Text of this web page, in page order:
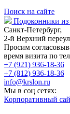
Поиск на сайте
Подоконники из
Санкт-Петербург,
2-й Верхний
Просим
время визита по
+7 (921) 936-18-36
+7 (812) 936-18-36
info@krslon.ru
Мы в соц сетях:
Корпоративный